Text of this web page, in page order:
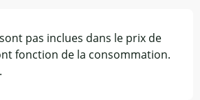
pas inclues dans le prix de
fonction de la consommation.